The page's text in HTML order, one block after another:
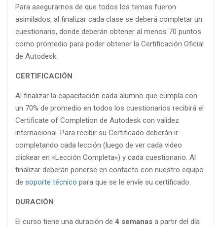
Para asegurarnos de que todos los temas fueron
asimilados, al finalizar cada clase se deberá completar un
cuestionario, donde deberán obtener al menos 70 puntos
como promedio para poder obtener la Certificación Oficial
de Autodesk.
CERTIFICACIÓN
Al finalizar la capacitación cada alumno que cumpla con
un 70% de promedio en todos los cuestionarios recibirá el
Certificate of Completion de Autodesk con validez
internacional. Para recibir su Certificado deberán ir
completando cada lección (luego de ver cada video
clickear en «Lección Completa») y cada cuestionario. Al
finalizar deberán ponerse en contacto con nuestro equipo
de soporte técnico para que se le envíe su certificado.
DURACIÓN
El curso tiene una duración de 4 semanas a partir del día